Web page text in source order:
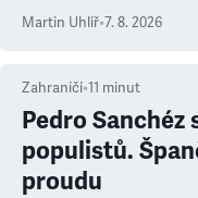
Martin Uhlíř•7. 8. 2026
Zahraničí•11 minut
Pedro Sanchéz
populistů.
proudu